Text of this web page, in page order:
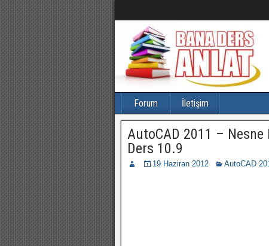
Forum İletişim
AutoCAD 2011 –
Ders 10.9
19 Haziran 2012 AutoCAD